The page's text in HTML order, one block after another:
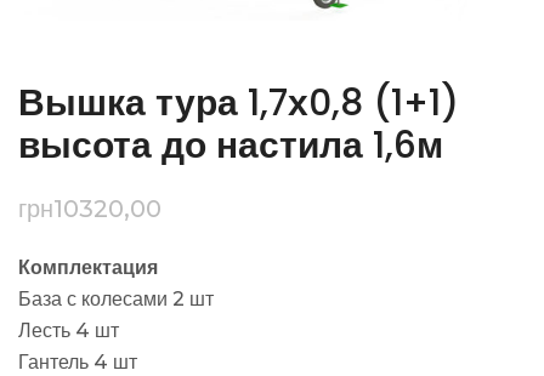
Вышка тура 1,7х0,8 (1+1)
высота до настила 1,6м
грн10320,00
Комплектация
База с колесами 2 шт
Лесть 4 шт
Гантель 4 шт